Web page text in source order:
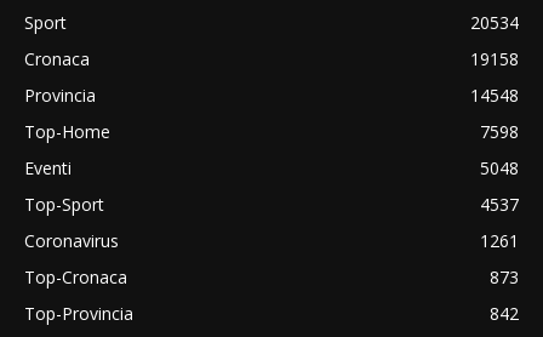
Sport
20534
Cronaca
19158
Provincia
14548
Top-Home
7598
Eventi
5048
Top-Sport
4537
Coronavirus
1261
Top-Cronaca
873
Top-Provincia
842